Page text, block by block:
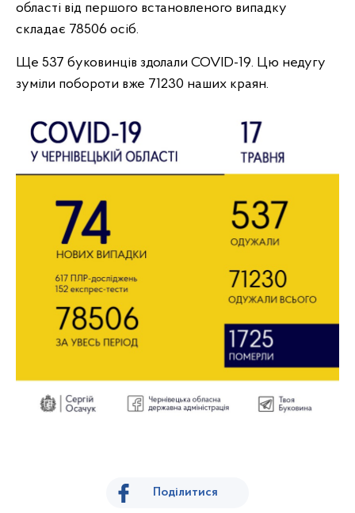
області від першого встановленого випадку
складає 78506 осіб.
Ще 537 буковинців здолали COVID-19. Цю недугу
зуміли побороти вже 71230 наших краян.
Поділитися